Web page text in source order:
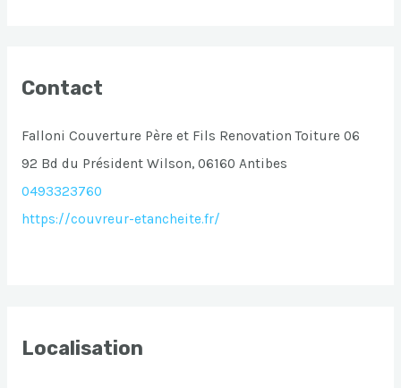
Contact
Falloni Couverture Père et Fils Renovation Toiture 06
92 Bd du Président Wilson, 06160 Antibes
0493323760
https://couvreur-etancheite.fr/
Localisation